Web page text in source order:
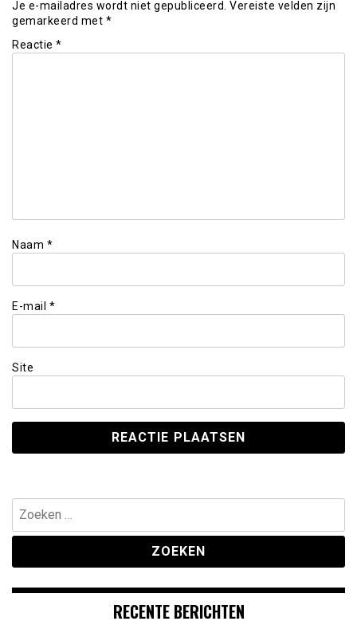
Je e-mailadres wordt niet gepubliceerd. Vereiste velden zijn
gemarkeerd met *
Reactie *
Naam *
E-mail *
Site
Zoeken
naar:
RECENTE BERICHTEN